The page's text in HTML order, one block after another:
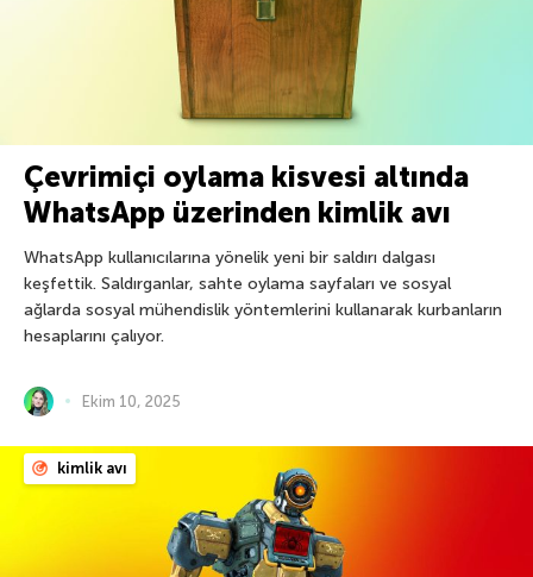
Çevrimiçi oylama kisvesi altında
WhatsApp üzerinden kimlik avı
WhatsApp kullanıcılarına yönelik yeni bir saldırı dalgası
keşfettik. Saldırganlar, sahte oylama sayfaları ve sosyal
ağlarda sosyal mühendislik yöntemlerini kullanarak kurbanların
hesaplarını çalıyor.
Ekim 10, 2025
kimlik avı